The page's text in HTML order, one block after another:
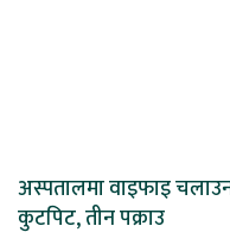
अस्पतालमा वाइफाइ
कुटपिट, तीन पक्राउ